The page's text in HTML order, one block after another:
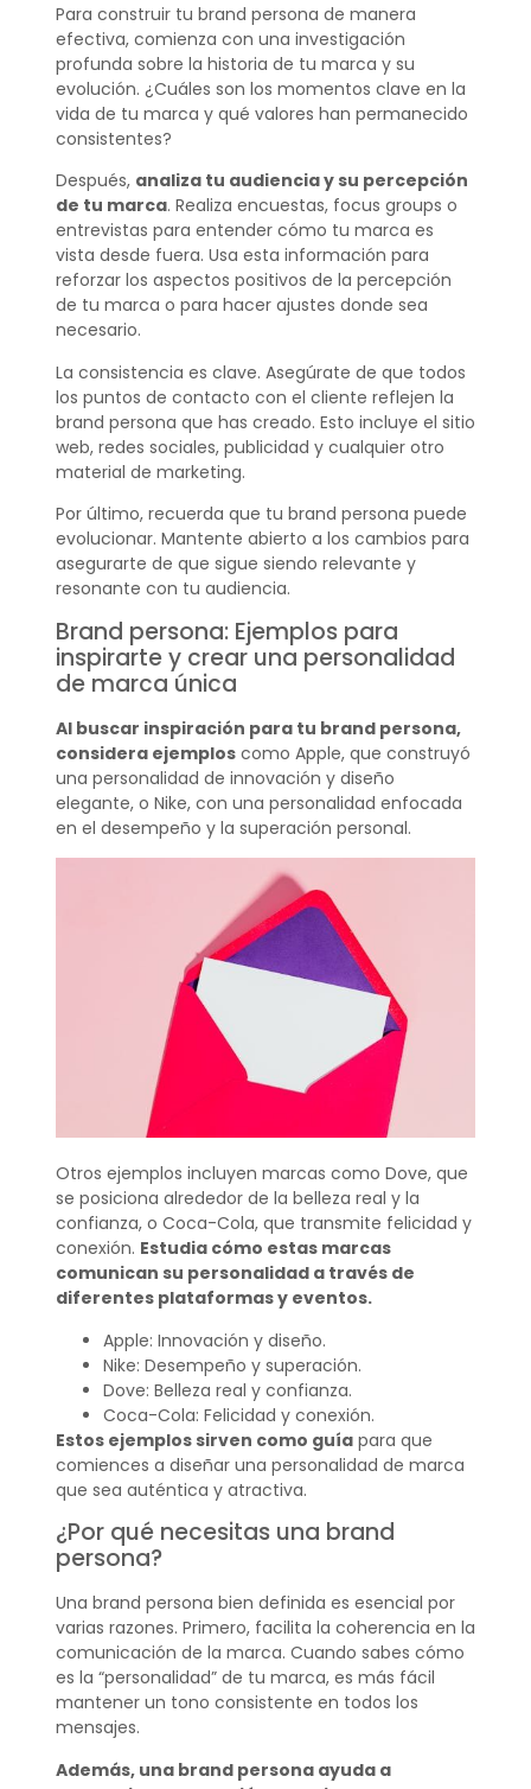
Para construir tu brand persona de manera
efectiva, comienza con una investigación
profunda sobre la historia de tu marca y su
evolución. ¿Cuáles son los momentos clave en la
vida de tu marca y qué valores han permanecido
consistentes?
Después, analiza tu audiencia y su percepción
de tu marca. Realiza encuestas, focus groups o
entrevistas para entender cómo tu marca es
vista desde fuera. Usa esta información para
reforzar los aspectos positivos de la percepción
de tu marca o para hacer ajustes donde sea
necesario.
La consistencia es clave. Asegúrate de que todos
los puntos de contacto con el cliente reflejen la
brand persona que has creado. Esto incluye el sitio
web, redes sociales, publicidad y cualquier otro
material de marketing.
Por último, recuerda que tu brand persona puede
evolucionar. Mantente abierto a los cambios para
asegurarte de que sigue siendo relevante y
resonante con tu audiencia.
Brand persona: Ejemplos para
inspirarte y crear una personalidad
de marca única
Al buscar inspiración para tu brand persona,
considera ejemploscomo Apple, que construyó
una personalidad de innovación y diseño
elegante, o Nike, con una personalidad enfocada
en el desempeño y la superación personal.
Otros ejemplos incluyen marcas como Dove, que
se posiciona alrededor de la belleza real y la
confianza, o Coca-Cola, que transmite felicidad y
conexión. Estudia cómo estas marcas
comunican su personalidad a través de
diferentes plataformas y eventos.
Apple: Innovación y diseño.
Nike: Desempeño y superación.
Dove: Belleza real y confianza.
Coca-Cola: Felicidad y conexión.
Estos ejemplos sirven como guíapara que
comiences a diseñar una personalidad de marca
que sea auténtica y atractiva.
¿Por qué necesitas una brand
persona?
Una brand persona bien definida es esencial por
varias razones. Primero, facilita la coherencia en la
comunicación de la marca. Cuando sabes cómo
es la “personalidad” de tu marca, es más fácil
mantener un tono consistente en todos los
mensajes.
Además, una brand persona ayuda a